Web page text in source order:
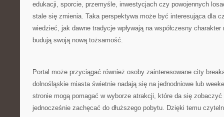
edukacji, sporcie, przemyśle, inwestycjach czy powojennych
stale się zmienia. Taka perspektywa może być interesująca dla
wiedzieć, jak dawne tradycje wpływają na współczesny
budują swoją nową tożsamość.
Portal może przyciągać również osoby zainteresowane city
dolnośląskie miasta świetnie nadają się na jednodniowe lub
stronie mogą pomagać w wyborze atrakcji, które da się
jednocześnie zachęcać do dłuższego pobytu. Dzięki temu